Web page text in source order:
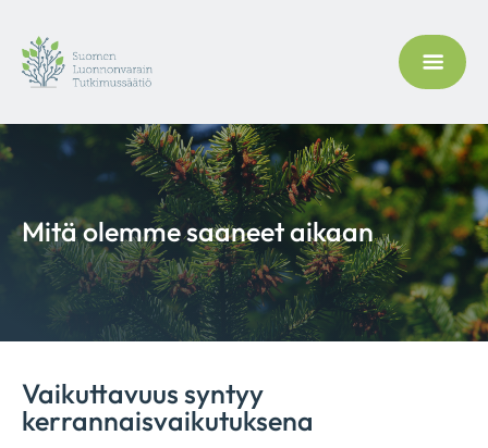
Mitä olemme saaneet aikaan
Vaikuttavuus syntyy
kerrannaisvaikutuksena